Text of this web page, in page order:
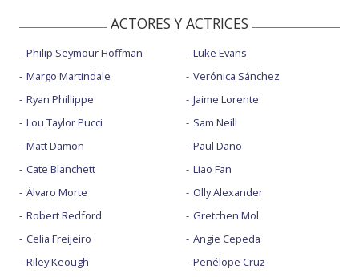
ACTORES Y ACTRICES
Philip Seymour Hoffman
Margo Martindale
Ryan Phillippe
Lou Taylor Pucci
Matt Damon
Cate Blanchett
Álvaro Morte
Robert Redford
Celia Freijeiro
Riley Keough
Luke Evans
Verónica Sánchez
Jaime Lorente
Sam Neill
Paul Dano
Liao Fan
Olly Alexander
Gretchen Mol
Angie Cepeda
Penélope Cruz